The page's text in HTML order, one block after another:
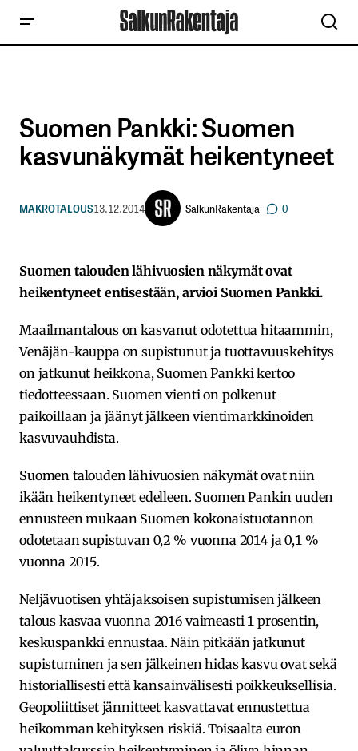
Suomen Pankki: Suomen
kasvunäkymät heikentyneet
MAKROTALOUS13.12.2014 SalkunRakentaja 0
Suomen talouden lähivuosien näkymät ovat
heikentyneet entisestään, arvioi Suomen Pankki.
Maailmantalous on kasvanut odotettua hitaammin,
Venäjän-kauppa on supistunut ja tuottavuuskehitys
on jatkunut heikkona, Suomen Pankki kertoo
tiedotteessaan. Suomen vienti on polkenut
paikoillaan ja jäänyt jälkeen vientimarkkinoiden
kasvuvauhdista.
Suomen talouden lähivuosien näkymät ovat niin
ikään heikentyneet edelleen. Suomen Pankin uuden
ennusteen mukaan Suomen kokonaistuotannon
odotetaan supistuvan 0,2 % vuonna 2014 ja 0,1 %
vuonna 2015.
Neljävuotisen yhtäjaksoisen supistumisen jälkeen
talous kasvaa vuonna 2016 vaimeasti 1 prosentin,
keskuspankki ennustaa. Näin pitkään jatkunut
supistuminen ja sen jälkeinen hidas kasvu ovat sekä
historiallisesti että kansainvälisesti poikkeuksellisia.
Geopoliittiset jännitteet kasvattavat ennustettua
heikomman kehityksen riskiä. Toisaalta euron